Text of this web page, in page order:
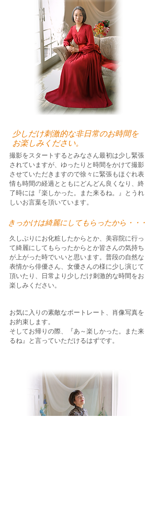
少しだけ刺激的な非日常のお時間を
お楽しみください。
撮影をスタートするとみなさん最初は少し緊張
されていますが、ゆったりと時間をかけて撮影
させていただきますので徐々に緊張もほぐれ表
情も時間の経過とともにどんどん良くなり、終
了時には『楽しかった。また来るね。』とうれ
しいお言葉を頂いています。
久しぶりにお化粧したからとか、美容院に行っ
て綺麗にしてもらったからとか皆さんの気持ち
が上がった時でいいと思います。普段の自然な
表情から俳優さん、女優さんの様に少し演じて
頂いたり、日常より少しだけ刺激的な時間をお
楽しみください。
お気に入りの素敵なポートレート、肖像写真を
お約束します。
そしてお帰りの際、『あ～楽しかった。また来
るね』と言っていただけるはずです。
きっかけは綺麗にしてもらったから ・・・